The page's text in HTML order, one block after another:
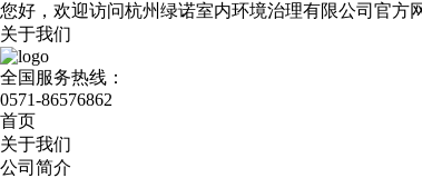
您好，欢迎访问杭州绿诺室内环境治理有限公司官方
关于我们
全国服务热线：
0571-86576862
首页
关于我们
公司简介